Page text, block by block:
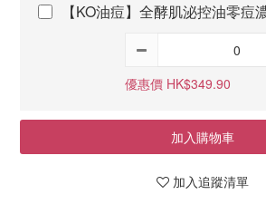
【KO油痘】全酵肌泌控油零痘
優惠價 HK$349.90
加入購物車
加入追蹤清單